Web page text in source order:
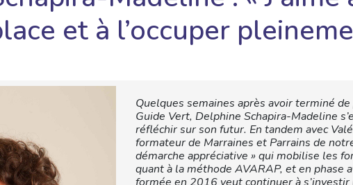
et à l’occuper
Quelques semaines après avoir terminé
Guide Vert, Delphine Schapira-Madeline
réfléchir sur son futur. En tandem avec
formateur de Marraines et Parrains de
démarche appréciative » qui mobilise les
quant à la méthode AVARAP, et en phase